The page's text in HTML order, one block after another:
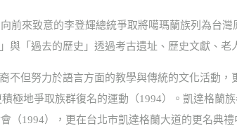
前來致意的李登輝總統爭取將噶瑪蘭族列為台
與「過去的歷史」透過考古遺址、歷史文獻、老
不但努力於語言方面的教學與傳統的文化活動
極地爭取族群復名的運動（1994）。凱達格蘭
（1994），更在台北市凱達格蘭大道的更名典